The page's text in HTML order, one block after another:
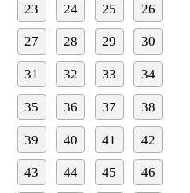
23 24 25 26
27 28 29 30
31 32 33 34
35 36 37 38
39 40 41 42
43 44 45 46